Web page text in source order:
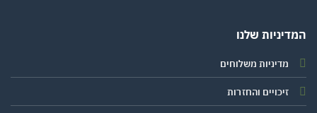
שלנו
מדיניות משלוחים
זיכויים והחזרות